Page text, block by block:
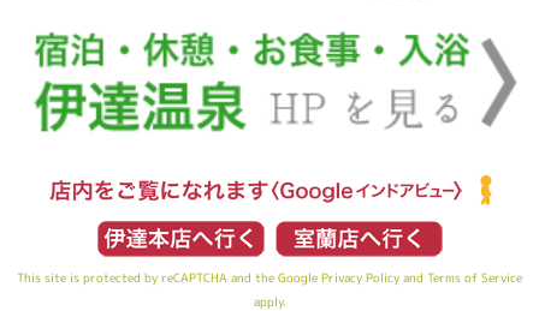
This site is protected by reCAPTCHA and the Google Privacy Policy and Terms of Service
apply.